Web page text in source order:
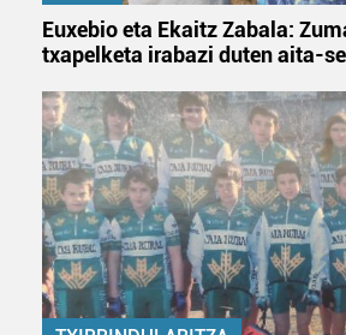
erabiltzeko baimen esplizitua
irakurri
Euxebio eta Ekaitz Zabala:
txapelketa irabazi duten aita-